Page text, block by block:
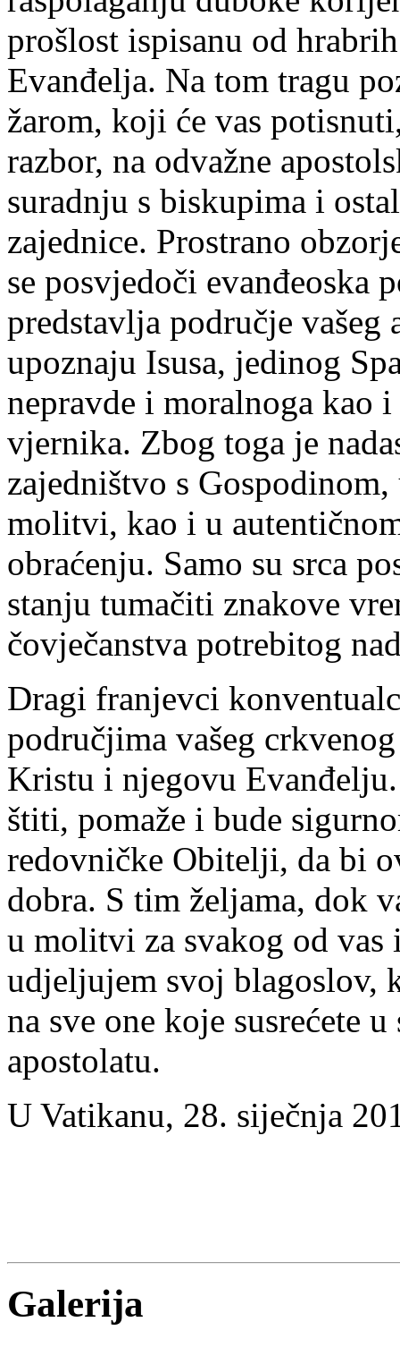
prošlost ispisanu od
Evanđelja. Na tom tragu
žarom, koji će vas
razbor, na odvažne
suradnju s biskupima i
zajednice. Prostrano
se posvjedoči evanđeoska
predstavlja područje
upoznaju Isusa, jedinog
nepravde i moralnoga kao
vjernika. Zbog toga je
zajedništvo s
molitvi, kao i u
obraćenju. Samo su srca
stanju tumačiti znakove
čovječanstva potrebitog
Dragi franjevci
područjima vašeg
Kristu i njegovu
štiti, pomaže i bude
redovničke Obitelji, da bi
dobra. S tim željama, dok
u molitvi za svakog od vas
udjeljujem svoj blagoslov,
na sve one koje susrećete
apostolatu.
U Vatikanu, 28. siječnja
Galerija